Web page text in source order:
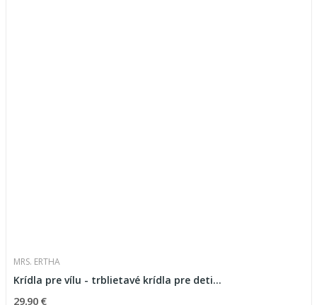
MRS. ERTHA
Krídla pre vílu - trblietavé krídla pre deti...
29,90 €